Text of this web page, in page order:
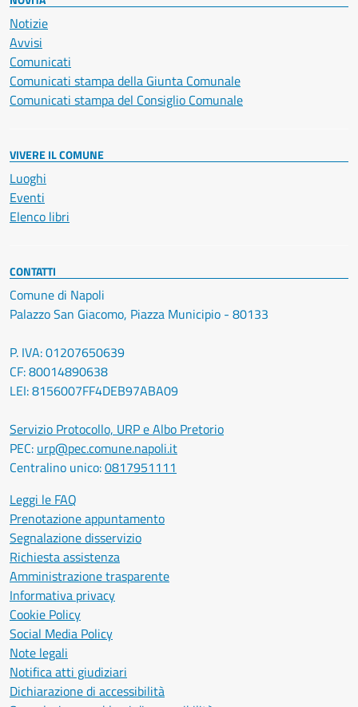
Notizie
Avvisi
Comunicati
Comunicati stampa della Giunta Comunale
Comunicati stampa del Consiglio Comunale
VIVERE IL COMUNE
Luoghi
Eventi
Elenco libri
CONTATTI
Comune di Napoli
Palazzo San Giacomo, Piazza Municipio - 80133
P. IVA: 01207650639
CF: 80014890638
LEI: 8156007FF4DEB97ABA09
Servizio Protocollo, URP e Albo Pretorio
PEC: urp@pec.comune.napoli.it
Centralino unico:0817951111
Leggi le FAQ
Prenotazione appuntamento
Segnalazione disservizio
Richiesta assistenza
Amministrazione trasparente
Informativa privacy
Cookie Policy
Social Media Policy
Note legali
Notifica atti giudiziari
Dichiarazione di accessibilità